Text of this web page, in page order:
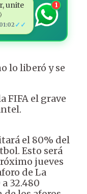
unite
01:02 ✓✓
1
lo liberó y se
FIFA el grave
el 80% del
Esto será
jueves
de La
32.480